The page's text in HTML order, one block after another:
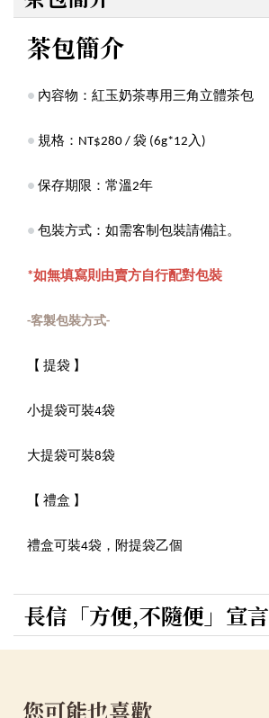
茶包簡介
● 內容物：紅玉奶茶專用三角立體茶包
● 規格：NT$280 / 袋 (6g*12入)
● 保存期限：常溫2年
● 包裝方式：如需客制包裝請備註。
*如無填寫則由賣方自行配對包裝
-客製包裝方式-
【 提袋 】
小提袋可裝4袋
大提袋可裝8袋
【 禮盒 】
禮盒可裝4袋，附提袋乙個
長信「方便,不隨便」宣言
您可能也喜歡